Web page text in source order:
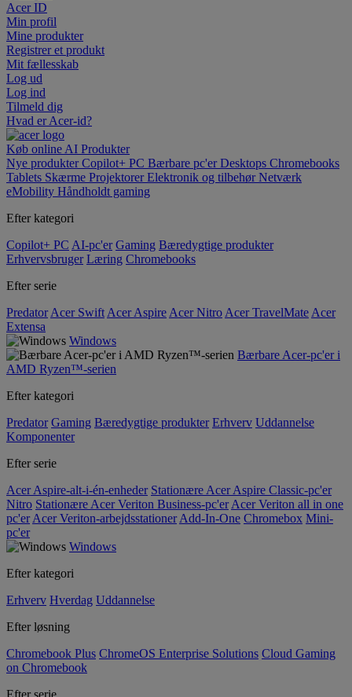
Acer ID
Min profil
Mine produkter
Registrer et produkt
Mit fællesskab
Log ud
Log ind
Tilmeld dig
Hvad er Acer-id?
Køb online AI Produkter
Nye produkterCopilot+ PC Bærbare pc'erDesktops Chromebooks
Tablets Skærme ProjektorerElektronik og tilbehørNetværk
eMobility Håndholdt gaming
Efter kategori
Copilot+ PC AI-pc'er Gaming Bæredygtige produkter
Erhvervsbruger Læring Chromebooks
Efter serie
Predator Acer Swift Acer Aspire Acer Nitro Acer TravelMate Acer
Extensa
Windows
Bærbare Acer-pc'er i
AMD Ryzen™-serien
Efter kategori
Predator Gaming Bæredygtige produkter Erhverv Uddannelse
Komponenter
Efter serie
Acer Aspire-alt-i-én-enheder Stationære Acer Aspire Classic-pc'er
Nitro Stationære Acer Veriton Business-pc'er Acer Veriton all in one
pc'er Acer Veriton-arbejdsstationer Add-In-One Chromebox Mini-
pc'er
Windows
Efter kategori
Erhverv Hverdag Uddannelse
Efter løsning
Chromebook Plus ChromeOS Enterprise Solutions Cloud Gaming
on Chromebook
Efter serie